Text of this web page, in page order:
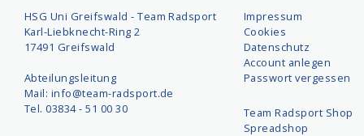
HSG Uni Greifswald - Team Radsport
Karl-Liebknecht-Ring 2
17491 Greifswald
Abteilungsleitung
Mail: info@team-radsport.de
Tel. 03834 - 51 00 30
Impressum
Cookies
Datenschutz
Account anlegen
Passwort vergessen
Team Radsport Shop
Spreadshop